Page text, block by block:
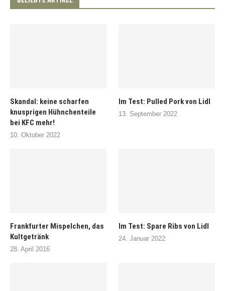
Skandal: keine scharfen
knusprigen Hühnchenteile
bei KFC mehr!
10. Oktober 2022
Im Test: Pulled Pork von Lidl
13. September 2022
Frankfurter Mispelchen, das
Kultgetränk
28. April 2016
Im Test: Spare Ribs von Lidl
24. Januar 2022